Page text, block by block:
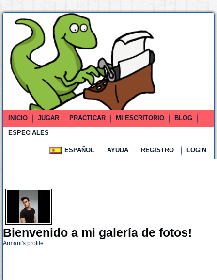
INICIO JUGAR PRACTICAR MI ESCRITORIO
BLOG
ESPECIALES
ESPAÑOL AYUDA REGISTRO LOGIN
Bienvenido a mi galería de fotos!
Armani's profile